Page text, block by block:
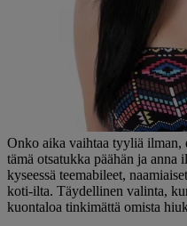
Onko aika vaihtaa tyyliä ilman,
tämä otsatukka päähän ja anna
kyseessä teemabileet,
koti-ilta. Täydellinen valinta,
kuontaloa tinkimättä omista